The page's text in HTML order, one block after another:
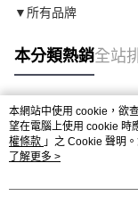
▼所有品牌
本分類熱銷全站
熱門標籤
本網站中使用 cookie，欲
望在電腦上使用 cookie 時
權條款 」之 Cookie 聲明
用條款之 Cookie 聲明使用
了解更多 >